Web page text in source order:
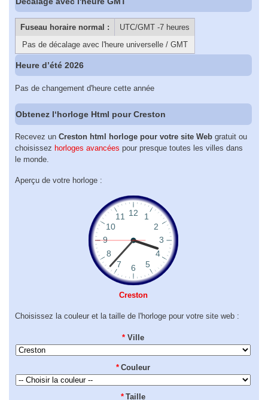
Fuseau horaire normal :
UTC/GMT -7 heures
Pas de décalage avec l'heure universelle / GMT
Heure d’été 2026
Pas de changement d'heure cette année
Obtenez l‘horloge Html pour Creston
Recevez un Creston html horloge pour votre site Web gratuit ou
choisissez horloges avancées pour presque toutes les villes dans
le monde.
Aperçu de votre horloge :
Creston
Choisissez la couleur et la taille de l'horloge pour votre site web :
* Ville
* Couleur
* Taille